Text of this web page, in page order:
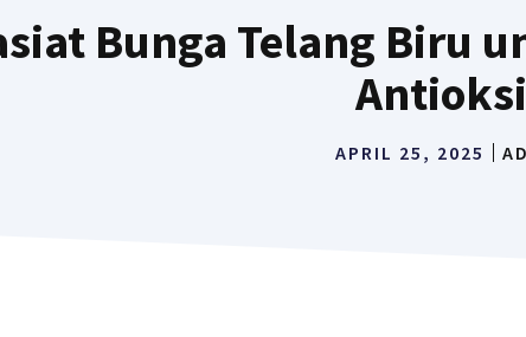
Bunga Telang Biru
APRIL 25, 2025